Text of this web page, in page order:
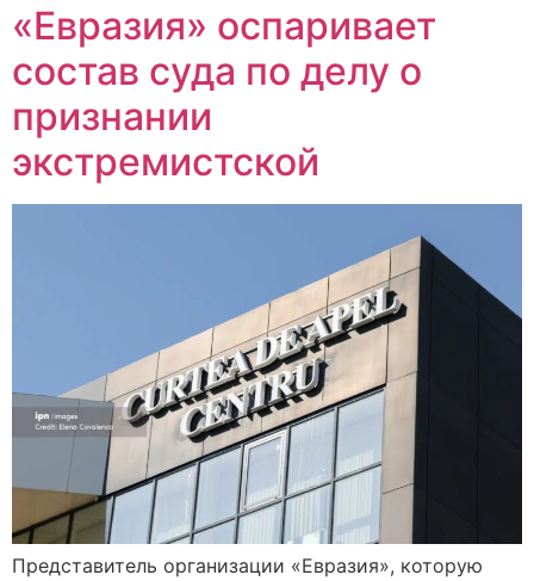
«Евразия» оспаривает
состав суда по делу о
признании
экстремистской
Представитель организации «Евразия», которую